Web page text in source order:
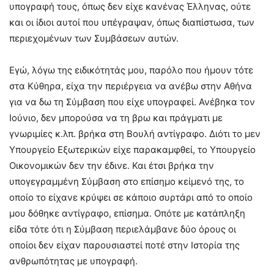
υπογραφή τους, όπως δεν είχε κανένας Έλληνας, ούτε
και οι ίδιοι αυτοί που υπέγραψαν, όπως διαπίστωσα, των
περιεχομένων των Συμβάσεων αυτών.
Εγώ, λόγω της ειδικότητάς μου, παρόλο που ήμουν τότε
στα Κύθηρα, είχα την περιέργεια να ανέβω στην Αθήνα
για να δω τη Σύμβαση που είχε υπογραφεί. Ανέβηκα τον
Ιούνιο, δεν μπορούσα να τη βρω και πράγματι με
γνωριμίες κ.λπ. βρήκα στη Βουλή αντίγραφο. Διότι το μεν
Υπουργείο Εξωτερικών είχε παρακαμφθεί, το Υπουργείο
Οικονομικών δεν την έδινε. Και έτσι βρήκα την
υπογεγραμμένη Σύμβαση στο επίσημο κείμενό της, το
οποίο το είχανε κρύψει σε κάποιο συρτάρι από το οποίο
μου δόθηκε αντίγραφο, επίσημα. Οπότε με κατάπληξη
είδα τότε ότι η Σύμβαση περιελάμβανε δύο όρους οι
οποίοι δεν είχαν παρουσιαστεί ποτέ στην Ιστορία της
ανθρωπότητας με υπογραφή.